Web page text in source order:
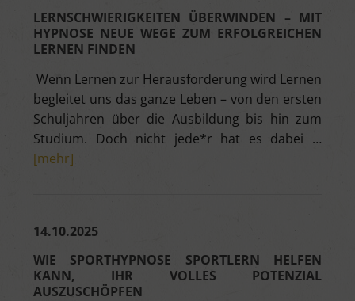
LERNSCHWIERIGKEITEN ÜBERWINDEN – MIT
HYPNOSE NEUE WEGE ZUM ERFOLGREICHEN
LERNEN FINDEN
Wenn Lernen zur Herausforderung wird Lernen
begleitet uns das ganze Leben – von den ersten
Schuljahren über die Ausbildung bis hin zum
Studium. Doch nicht jede*r hat es dabei …
[mehr]
14.10.2025
WIE SPORTHYPNOSE SPORTLERN HELFEN
KANN, IHR VOLLES POTENZIAL
AUSZUSCHÖPFEN